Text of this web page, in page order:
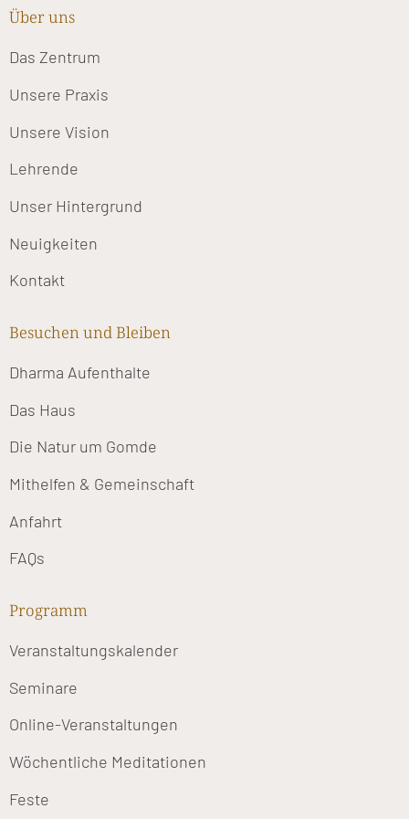
Über uns
Das Zentrum
Unsere Praxis
Unsere Vision
Lehrende
Unser Hintergrund
Neuigkeiten
Kontakt
Besuchen und Bleiben
Dharma Aufenthalte
Das Haus
Die Natur um Gomde
Mithelfen & Gemeinschaft
Anfahrt
FAQs
Programm
Veranstaltungskalender
Seminare
Online-Veranstaltungen
Wöchentliche Meditationen
Feste